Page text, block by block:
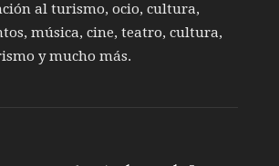
al turismo, ocio, cultura,
música, cine, teatro, cultura,
y mucho más.